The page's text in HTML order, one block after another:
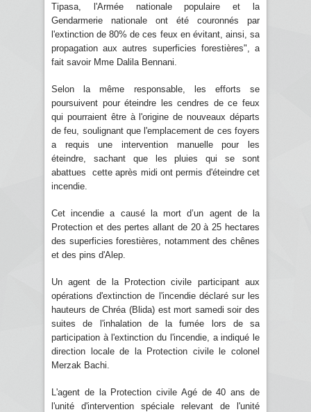
Tipasa, l'Armée nationale populaire et la
Gendarmerie nationale ont été couronnés par
l'extinction de 80% de ces feux en évitant, ainsi, sa
propagation aux autres superficies forestières", a
fait savoir Mme Dalila Bennani.
Selon la même responsable, les efforts se
poursuivent pour éteindre les cendres de ce feux
qui pourraient être à l'origine de nouveaux départs
de feu, soulignant que l'emplacement de ces foyers
a requis une intervention manuelle pour les
éteindre, sachant que les pluies qui se sont
abattues cette après midi ont permis d'éteindre cet
incendie.
Cet incendie a causé la mort d’un agent de la
Protection et des pertes allant de 20 à 25 hectares
des superficies forestières, notamment des chênes
et des pins d'Alep.
Un agent de la Protection civile participant aux
opérations d'extinction de l'incendie déclaré sur les
hauteurs de Chréa (Blida) est mort samedi soir des
suites de l'inhalation de la fumée lors de sa
participation à l'extinction du l'incendie, a indiqué le
direction locale de la Protection civile le colonel
Merzak Bachi.
L'agent de la Protection civile Agé de 40 ans de
l'unité d'intervention spéciale relevant de l'unité